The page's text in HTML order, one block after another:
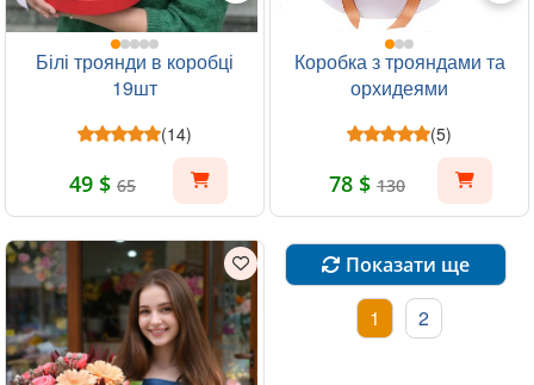
Білі троянди в коробці
19шт
(14)
49 $ 65
Коробка з трояндами та
орхидеями
(5)
78 $ 130
Показати ще
1 2